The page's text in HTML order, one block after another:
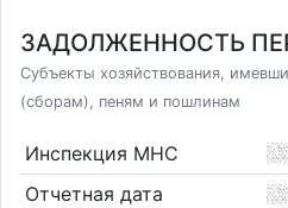
ЗАДОЛЖЕННОСТЬ
Субъекты хозяйствования,
(сборам), пеням и пошлинам
Инспекция МНС
Отчетная дата